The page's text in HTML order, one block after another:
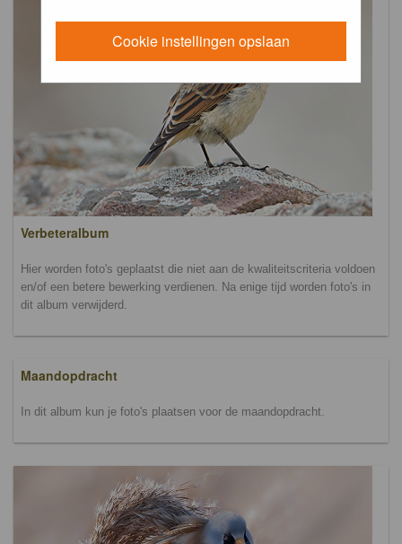
Cookie instellingen opslaan
Verbeteralbum
Hier worden foto's geplaatst die niet aan de kwaliteitscriteria voldoen
en/of een betere bewerking verdienen. Na enige tijd worden foto's in
dit album verwijderd.
Maandopdracht
In dit album kun je foto's plaatsen voor de maandopdracht.